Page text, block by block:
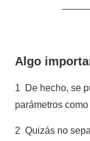
Algo
1
De hecho, se
parámetros
2 Quizás no